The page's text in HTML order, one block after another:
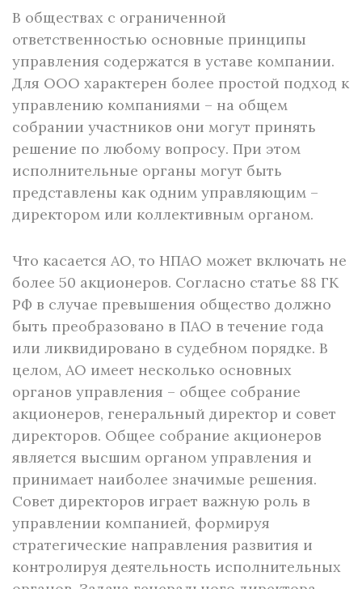
В обществах с ограниченной
ответственностью основные принципы
управления содержатся в уставе компании.
Для ООО характерен более простой подход к
управлению компаниями – на общем
собрании участников они могут принять
решение по любому вопросу. При этом
исполнительные органы могут быть
представлены как одним управляющим –
директором или коллективным органом.
Что касается АО, то НПАО может включать не
более 50 акционеров. Согласно статье 88 ГК
РФ в случае превышения общество должно
быть преобразовано в ПАО в течение года
или ликвидировано в судебном порядке. В
целом, АО имеет несколько основных
органов управления – общее собрание
акционеров, генеральный директор и совет
директоров. Общее собрание акционеров
является высшим органом управления и
принимает наиболее значимые решения.
Совет директоров играет важную роль в
управлении компанией, формируя
стратегические направления развития и
контролируя деятельность исполнительных